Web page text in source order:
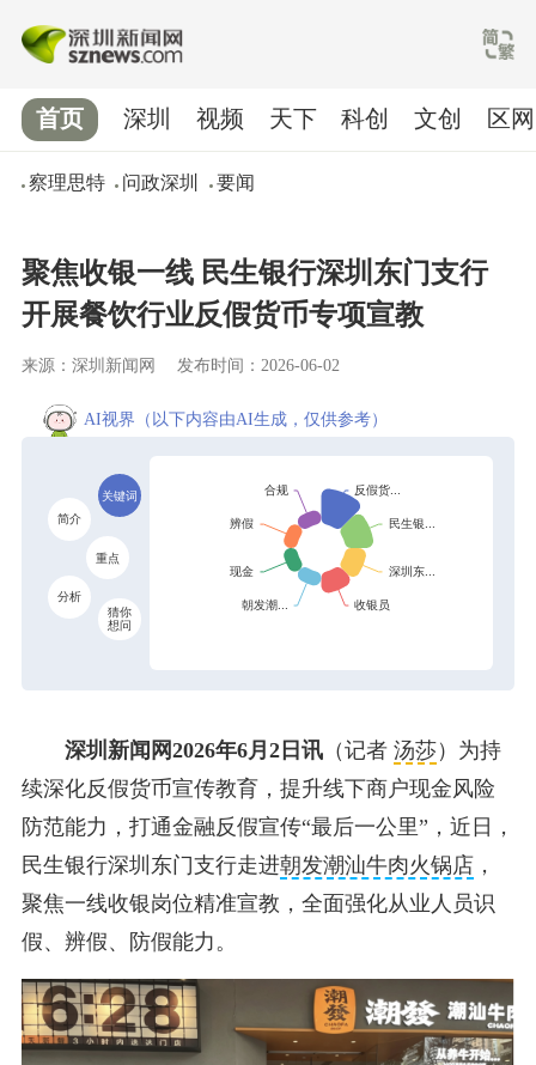
首页
察理思特 问政深圳 要闻
深圳 视频 天下 科创 文创 区网
聚焦收银一线 民生银行深圳东门支行
开展餐饮行业反假货币专项宣教
来源：深圳新闻网 发布时间：2026-06-02
AI视界 （以下内容由AI生成，仅供参考）
关键词
简介
重点
分析
猜你
想问
深圳新闻网2026年6月2日讯（记者 汤莎）为持
续深化反假货币宣传教育，提升线下商户现金风险
防范能力，打通金融反假宣传“最后一公里”，近日，
民生银行深圳东门支行走进朝发潮汕牛肉火锅店，
聚焦一线收银岗位精准宣教，全面强化从业人员识
假、辨假、防假能力。